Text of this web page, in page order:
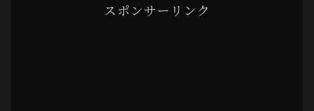
スポンサーリンク